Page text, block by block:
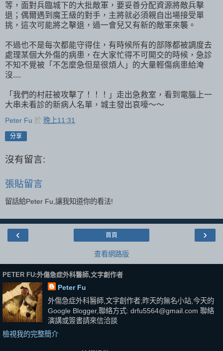
等，面對兵臨城下的大批敵軍，要妥善分配資源將敵兵擊
退；偶爾遇到魔王級的對手，主將就必須親自出場接受單
挑，這次可能將之擊退，過一會兒又有新的敵軍來襲。
不過也不是每次都能守得住，有時候所有的部隊都被調度去
處理某個大外傷的病患，在大家忙得不可開交的時候，急診
不知不覺被「不怎麼急但是很煩人」的大量輕傷病患給淹
沒....
「我們的村莊被攻擊了！！！」走出急救室，看到電腦上一
大串未看診的新病人名單，城主發出哀嚎～～
Peter Fu 於 晚上11:31
分享
沒有留言:
張貼留言
留話給Peter Fu,讓我知道你的看法!
‹ ›
首頁
查看網路版
PETER FU:外傷急症外科醫師,文字創作者
Peter Fu
外傷急症外科醫師,文字創作者;昨天的無名小站,今天的
Google Blogger,聯絡方式: drfu5564@gmail.com 聯絡
演講或簽書請來信洽談
檢視我的完整簡介